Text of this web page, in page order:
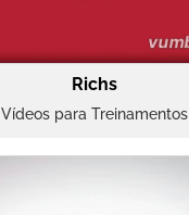
Richs
Vídeos para Treinamentos